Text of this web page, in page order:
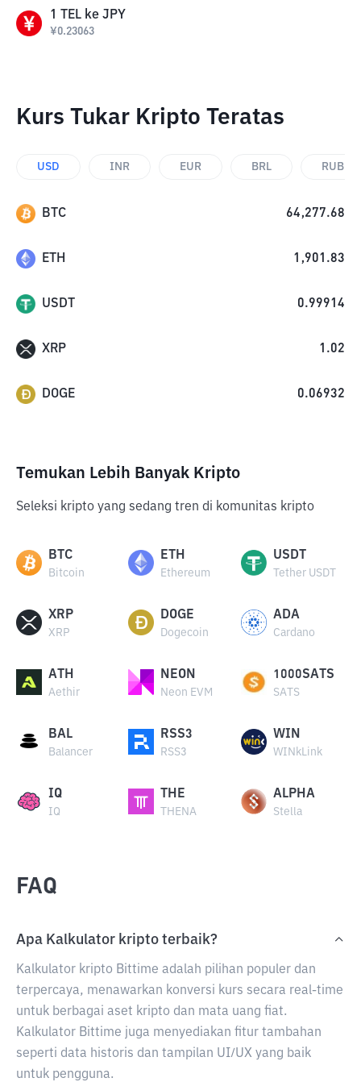
1 TEL ke JPY
¥0.23063
Kurs Tukar Kripto Teratas
USD INR EUR BRL RUB
BTC 64,277.68
ETH 1,901.83
USDT 0.99914
XRP 1.02
DOGE 0.06932
Temukan Lebih Banyak Kripto
Seleksi kripto yang sedang tren di komunitas kripto
BTC
Bitcoin
ETH
Ethereum
USDT
Tether USDT
XRP
XRP
DOGE
Dogecoin
ADA
Cardano
ATH
Aethir
NEON
Neon EVM
1000SATS
SATS
BAL
Balancer
RSS3
RSS3
WIN
WINkLink
IQ
IQ
THE
THENA
ALPHA
Stella
FAQ
Apa Kalkulator kripto terbaik?
Kalkulator kripto Bittime adalah pilihan populer dan
terpercaya, menawarkan konversi kurs secara real-time
untuk berbagai aset kripto dan mata uang fiat.
Kalkulator Bittime juga menyediakan fitur tambahan
seperti data historis dan tampilan UI/UX yang baik
untuk pengguna.